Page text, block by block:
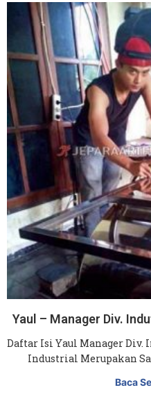
Yaul – Manager Div.
Daftar Isi Yaul Manager
Industrial Merupakan
Baca